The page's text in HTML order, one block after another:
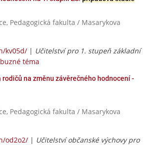
Pedagogická fakulta / Masarykova
kv05d/ | Učitelství pro 1. stupeň základní
téma
rodičů na změnu závěrečného hodnocení -
Pedagogická fakulta / Masarykova
od2o2/ | Učitelství občanské výchovy pro